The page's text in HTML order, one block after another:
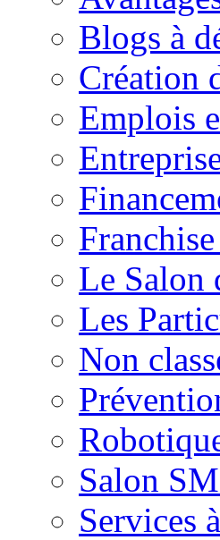
Blogs à
Création
Emplois
Le Salon
Les
Non
Salon
Services